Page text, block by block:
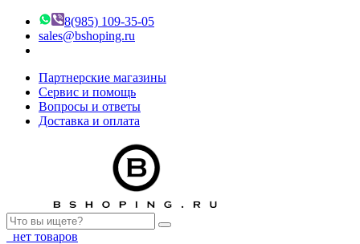
8(985) 109-35-05
sales@bshoping.ru
Партнерские магазины
Сервис и помощь
Вопросы и ответы
Доставка и оплата
нет товаров